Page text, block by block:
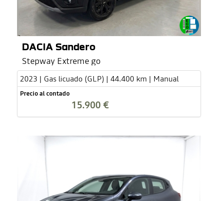
DACIA Sandero
Stepway Extreme go
2023 | Gas licuado (GLP) | 44.400 km | Manual
Precio al contado
15.900 €